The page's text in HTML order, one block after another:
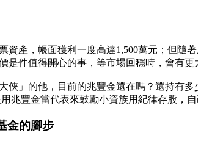
資產，帳面獲利一度高達1,500萬元；但隨
是件值得開心的事，等市場回穩時，會有更
俠」的他，目前的兆豐金還在嗎？還持有
兆豐金當代表來鼓勵小資族用紀律存股，
金的腳步